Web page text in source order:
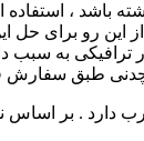
باشد ،
رو برای حل
ترافیکی به
تغییر است اما